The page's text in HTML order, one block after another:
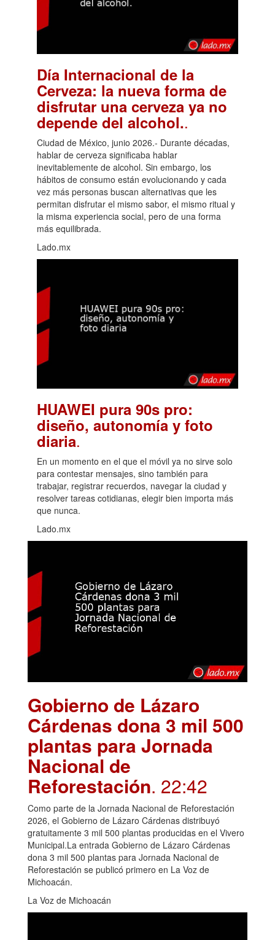
Día Internacional de la
Cerveza: la nueva forma de
disfrutar una cerveza ya no
depende del alcohol..
Ciudad de México, junio 2026.- Durante décadas,
hablar de cerveza significaba hablar
inevitablemente de alcohol. Sin embargo, los
hábitos de consumo están evolucionando y cada
vez más personas buscan alternativas que les
permitan disfrutar el mismo sabor, el mismo ritual y
la misma experiencia social, pero de una forma
más equilibrada.
Lado.mx
HUAWEI pura 90s pro:
diseño, autonomía y foto
diaria.
En un momento en el que el móvil ya no sirve solo
para contestar mensajes, sino también para
trabajar, registrar recuerdos, navegar la ciudad y
resolver tareas cotidianas, elegir bien importa más
que nunca.
Lado.mx
Gobierno de Lázaro
Cárdenas dona 3 mil 500
plantas para Jornada
Nacional de
Reforestación. 22:42
Como parte de la Jornada Nacional de Reforestación
2026, el Gobierno de Lázaro Cárdenas distribuyó
gratuitamente 3 mil 500 plantas producidas en el Vivero
Municipal.La entrada Gobierno de Lázaro Cárdenas
dona 3 mil 500 plantas para Jornada Nacional de
Reforestación se publicó primero en La Voz de
Michoacán.
La Voz de Michoacán